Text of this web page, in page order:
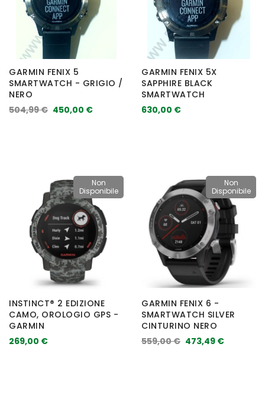
GARMIN FENIX 5
SMARTWATCH - GRIGIO /
NERO
450,00 €
504,99 €
GARMIN FENIX 5X
SAPPHIRE BLACK
SMARTWATCH
630,00 €
Non
Disponibile
INSTINCT® 2 EDIZIONE
CAMO, OROLOGIO GPS -
GARMIN
269,00 €
Non
Disponibile
GARMIN FENIX 6 -
SMARTWATCH SILVER
CINTURINO NERO
473,49 €
559,00 €